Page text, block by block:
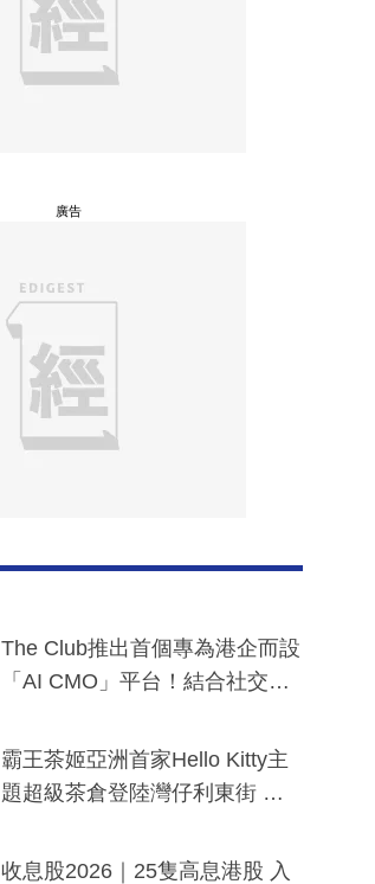
廣告
The Club推出首個專為港企而設
「AI CMO」平台！結合社交聆
分鐘生成「貼地」宣傳短片
霸王茶姬亞洲首家Hello Kitty主
題超級茶倉登陸灣仔利東街 推
y及香港限定特調系列
收息股2026｜25隻高息港股 入